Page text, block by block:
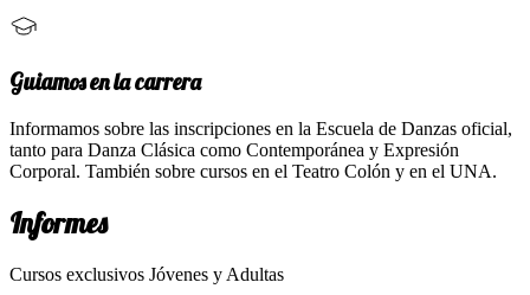
Guiamos en la carrera
Informamos sobre las inscripciones en la Escuela de Danzas oficial,
tanto para Danza Clásica como Contemporánea y Expresión
Corporal. También sobre cursos en el Teatro Colón y en el UNA.
Informes
Cursos exclusivos Jóvenes y Adultas